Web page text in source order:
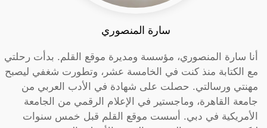
سارة المنصوري
أنا سارة المنصوري، مؤسسة ومديرة موقع القلم. بدأت رحلتي
مع الكتابة منذ كنت في الخامسة عشر، وتطورت شغفي ليصبح
مهنتي ورسالتي. حصلت على شهادة في الأدب العربي من
جامعة القاهرة، وماجستير في الإعلام الرقمي من الجامعة
الأمريكية في دبي. أسست موقع القلم قبل خمس سنوات